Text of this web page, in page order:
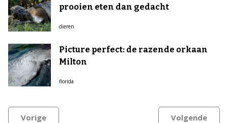
prooien eten dan gedacht
dieren
Picture perfect: de razende orkaan
Milton
florida
Vorige Volgende